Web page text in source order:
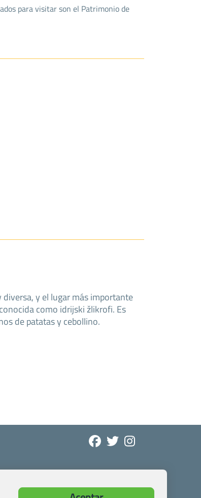
para visitar son el Patrimonio de
y el lugar más importante
como idrijski žlikrofi. Es
de patatas y cebollino.